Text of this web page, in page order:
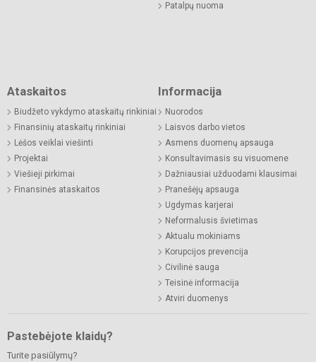
Patalpų nuoma
Ataskaitos
Biudžeto vykdymo ataskaitų rinkiniai
Finansinių ataskaitų rinkiniai
Lėšos veiklai viešinti
Projektai
Viešieji pirkimai
Finansinės ataskaitos
Informacija
Nuorodos
Laisvos darbo vietos
Asmens duomenų apsauga
Konsultavimasis su visuomene
Dažniausiai užduodami klausimai
Pranešėjų apsauga
Ugdymas karjerai
Neformalusis švietimas
Aktualu mokiniams
Korupcijos prevencija
Civilinė sauga
Teisinė informacija
Atviri duomenys
Pastebėjote klaidų?
Turite pasiūlymų?